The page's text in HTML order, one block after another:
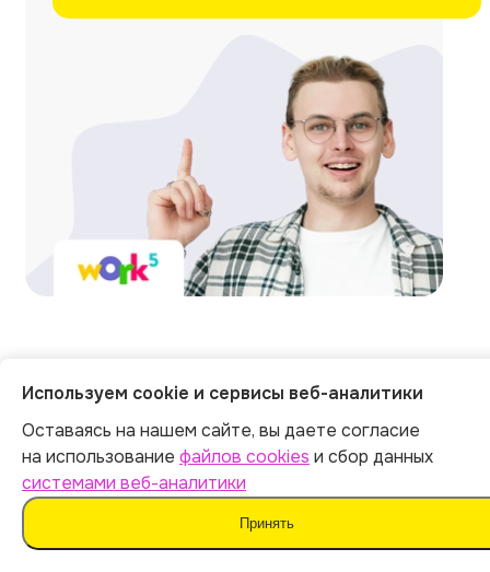
Отзывы на независимых
площадках
Общий рейтинг
Используем cookie и сервисы веб-аналитики
Оставаясь на нашем сайте, вы даете согласие
на использование файлов cookies и сбор данных
системами веб-аналитики
Принять